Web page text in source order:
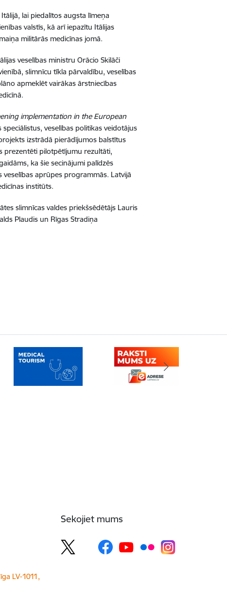
lai piedalītos augsta līmeņa
valstīs, kā arī iepazītu Itālijas
militārās medicīnas jomā.
veselības ministru Orācio Skilāči
slimnīcu tīkla pārvaldību, veselības
apmeklēt vairākas ārstniecības
implementation in the European
veselības politikas veidotājus
izstrādā pierādījumos balstītus
prezentēti pilotpētījumu rezultāti,
ka šie secinājumi palīdzēs
aprūpes programmās. Latvijā
institūts.
slimnīcas valdes priekšsēdētājs Lauris
Plaudis un Rīgas Stradiņa
LV-1011,
Sekojiet mums